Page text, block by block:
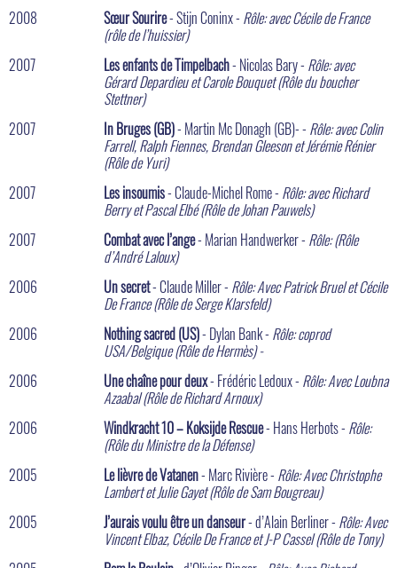
2008
Sœur Sourire- Stijn Coninx - Rôle: avec Cécile de France
(rôle de l’huissier)
2007
Les enfants de Timpelbach- Nicolas Bary - Rôle: avec
Gérard Depardieu et Carole Bouquet (Rôle du boucher
Stettner)
2007
In Bruges (GB)- Martin Mc Donagh (GB)- - Rôle: avec Colin
Farrell, Ralph Fiennes, Brendan Gleeson et Jérémie Rénier
(Rôle de Yuri)
2007
Les insoumis- Claude-Michel Rome - Rôle: avec Richard
Berry et Pascal Elbé (Rôle de Johan Pauwels)
2007
Combat avec l’ange- Marian Handwerker - Rôle: (Rôle
d’André Laloux)
2006
Un secret- Claude Miller - Rôle: Avec Patrick Bruel et Cécile
De France (Rôle de Serge Klarsfeld)
2006
Nothing sacred (US)- Dylan Bank - Rôle: coprod
USA/Belgique (Rôle de Hermès) -
2006
Une chaîne pour deux- Frédéric Ledoux - Rôle: Avec Loubna
Azaabal (Rôle de Richard Arnoux)
2006
Windkracht 10 – Koksijde Rescue- Hans Herbots - Rôle:
(Rôle du Ministre de la Défense)
2005
Le lièvre de Vatanen- Marc Rivière - Rôle: Avec Christophe
Lambert et Julie Gayet (Rôle de Sam Bougreau)
2005
J’aurais voulu être un danseur- d’Alain Berliner - Rôle: Avec
Vincent Elbaz, Cécile De France et J-P Cassel (Rôle de Tony)